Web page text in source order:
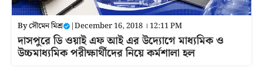
Byসৌমেন মিশ্র |December 16, 2018 । 12:11 PM
দাসপুরে ডি ওয়াই এফ আই এর উদ্যোগে মাধ্যমিক ও
উচ্চমাধ্যমিক পরীক্ষার্থীদের নিয়ে কর্মশালা হল